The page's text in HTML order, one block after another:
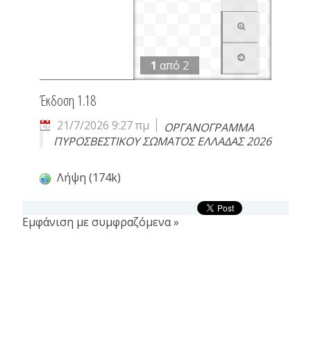
1 από 2
Έκδοση 1.18
21/7/2026 9:27 πμ
ΟΡΓΑΝΟΓΡΑΜΜΑ
ΠΥΡΟΣΒΕΣΤΙΚΟΥ ΣΩΜΑΤΟΣ ΕΛΛΑΔΑΣ 2026
Λήψη (174k)
Εμφάνιση με συμφραζόμενα »